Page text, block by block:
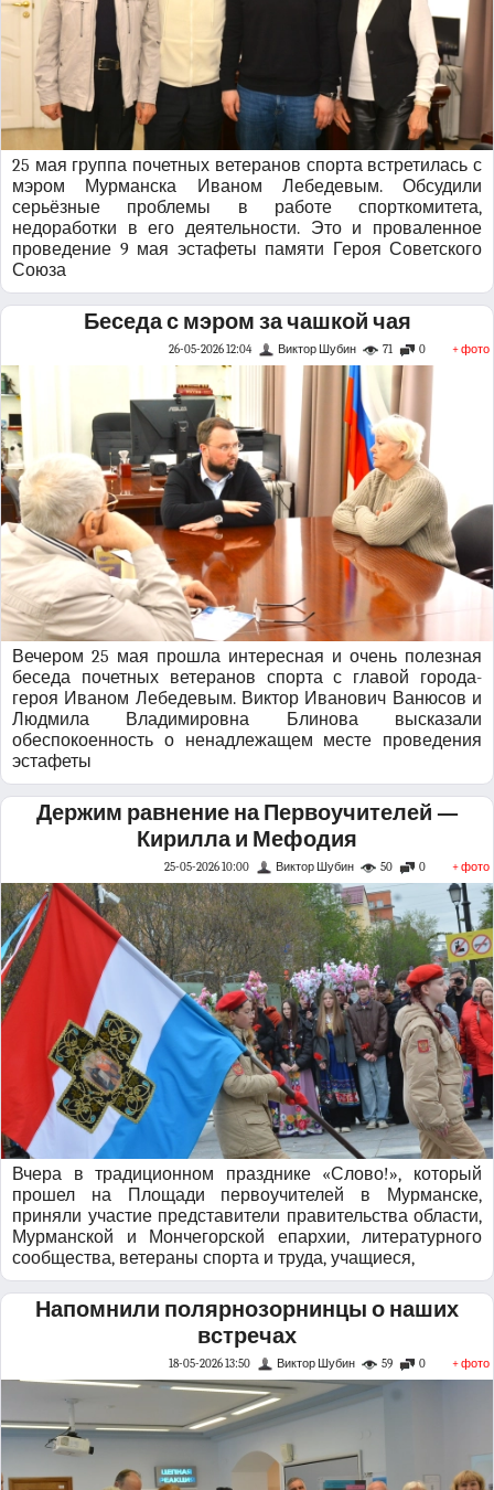
25 мая группа почетных ветеранов спорта встретилась с
мэром Мурманска Иваном Лебедевым. Обсудили
серьёзные проблемы в работе спорткомитета,
недоработки в его деятельности. Это и проваленное
проведение 9 мая эстафеты памяти Героя Советского
Союза
Беседа с мэром за чашкой чая
+ фото
0
71
Виктор Шубин
26-05-2026 12:04
Вечером 25 мая прошла интересная и очень полезная
беседа почетных ветеранов спорта с главой города-
героя Иваном Лебедевым. Виктор Иванович Ванюсов и
Людмила Владимировна Блинова высказали
обеспокоенность о ненадлежащем месте проведения
эстафеты
Держим равнение на Первоучителей —
Кирилла и Мефодия
+ фото
0
50
Виктор Шубин
25-05-2026 10:00
Вчера в традиционном празднике «Слово!», который
прошел на Площади первоучителей в Мурманске,
приняли участие представители правительства области,
Мурманской и Мончегорской епархии, литературного
сообщества, ветераны спорта и труда, учащиеся,
Напомнили полярнозорнинцы о наших
встречах
+ фото
0
59
Виктор Шубин
18-05-2026 13:50